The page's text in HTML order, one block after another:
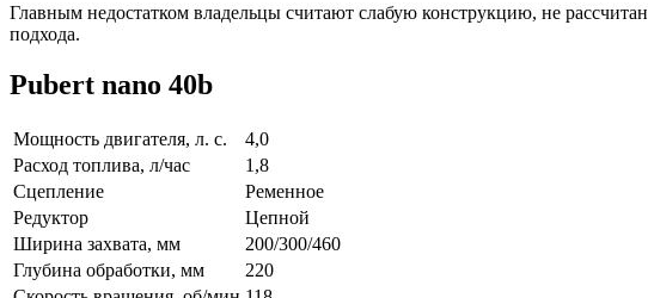
Главным недостатком владельцы считают слабую конструкцию, не
подхода.
Pubert nano 40b
Мощность двигателя, л. с.
4,0
Расход топлива, л/час
1,8
Сцепление
Ременное
Редуктор
Цепной
Ширина захвата, мм
200/300/460
Глубина обработки, мм
220